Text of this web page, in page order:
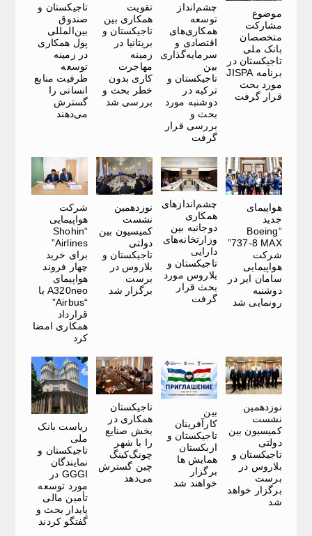
موضوع
مشارکت
متخصصان
بانک ملی
تاجیکستان در
برنامه JISPA
مورد بحث
قرار گرفت
چشم‌انداز
توسعه
همکاری‌های
اقتصادی و
سرمایه‌گذاری
بین
تاجیکستان و
ترکیه در
دوشنبه مورد
بحث و
بررسی قرار
گرفت
تقویت
همکاری بین
تاجیکستان و
بریتانیا در
زمینه
مهاجرت
کاری بدون
خطر بحث و
بررسی شد
تاجیکستان و
صندوق
بین‌المللی
پول همکاری
در زمینه
توسعه
ظرفیت منابع
انسانی را
گسترش
می‌دهند
هواپیمای
جدید
“Boeing
737-8 MAX”
شرکت
هواپیمایی
سامان ایر در
دوشنبه
رونمایی شد
چشم‌اندازهای
همکاری
دوجانبه بین
وزارتخانه‌های
دارایی
تاجیکستان و
بلاروس مورد
بحث قرار
گرفت
نوزدهمین
نشست
کمیسیون بین
دولتی
تاجیکستان و
بلاروس در
برست
برگزار شد
شرکت
هواپیمایی
“Shohin
Airlines”
برای خرید
چهار فروند
هواپیمای
A320neo با
“Airbus”
قرارداد
همکاری امضا
کرد
نوزدهمین
نشست
کمیسیون بین
دولتی
تاجیکستان و
بلاروس در
برست
برگزار خواهد
شد
بین
کارآفرینان
تاجیکستان و
ازبکستان
همایش ها
برگزار
خواهند شد
تاجیکستان
همکاری در
بخش صنایع
را با شهر
چونگ‌کینگ
چین گسترش
می‌دهد
ریاست بانک
ملی
تاجیکستان و
نمایندگان
GGGI در
مورد توسعه
تأمین مالی
پایدار بحث و
گفتگو کردند